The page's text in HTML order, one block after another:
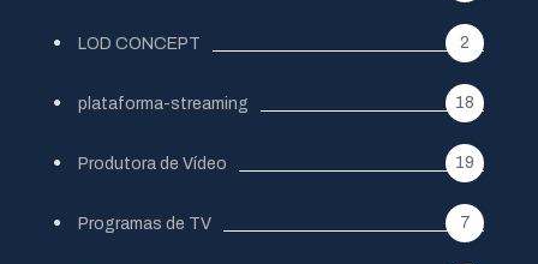
LOD CONCEPT 2
plataforma-streaming 18
Produtora de Vídeo 19
Programas de TV 7